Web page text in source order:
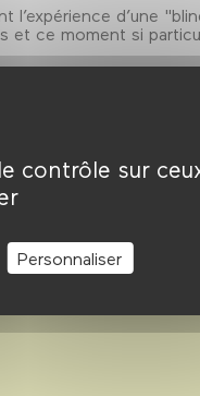
contrôle sur
Personnaliser
d’une
et ce moment si